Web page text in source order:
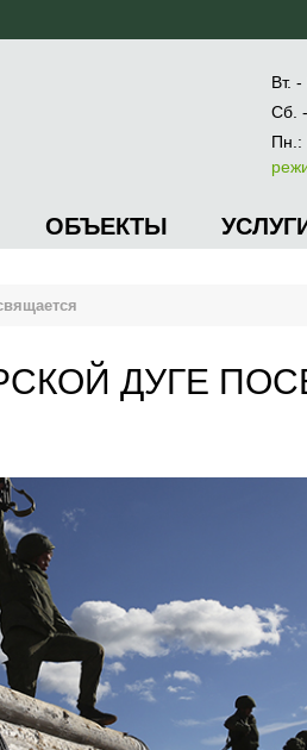
Вт.
Сб.
Пн.:
ОБЪЕКТЫ
ДУГЕ